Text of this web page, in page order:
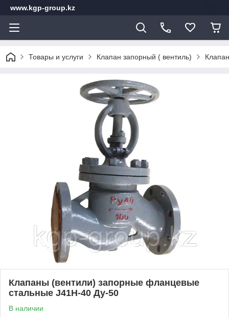
www.kgp-group.kz
Товары и услуги Клапан запорный ( вентиль)
Клапаны (вентили) запорные фланцевые
стальные J41H-40 Ду-50
В наличии